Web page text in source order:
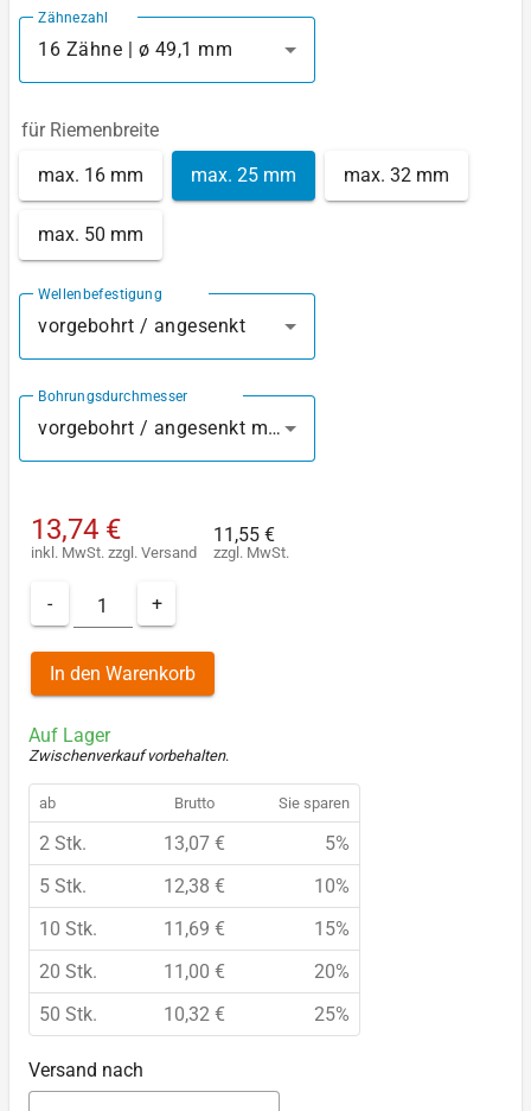
Zähnezahl
16 Zähne | ø 49,1 mm
für Riemenbreite
max. 16 mm max. 25 mm max. 32 mm
max. 50 mm
Wellenbefestigung
vorgebohrt / angesenkt
Bohrungsdurchmesser
vorgebohrt / angesenkt mm
13,74 €
inkl. MwSt. zzgl. Versand
11,55 €
zzgl. MwSt.
- +
In den Warenkorb
Auf Lager
Zwischenverkauf vorbehalten.
ab Brutto Sie sparen
2 Stk. 13,07 €
5%
5 Stk.
12,38 €
10%
10 Stk.
11,69 €
15%
20 Stk.
11,00 €
20%
50 Stk.
10,32 € 25%
Versand nach